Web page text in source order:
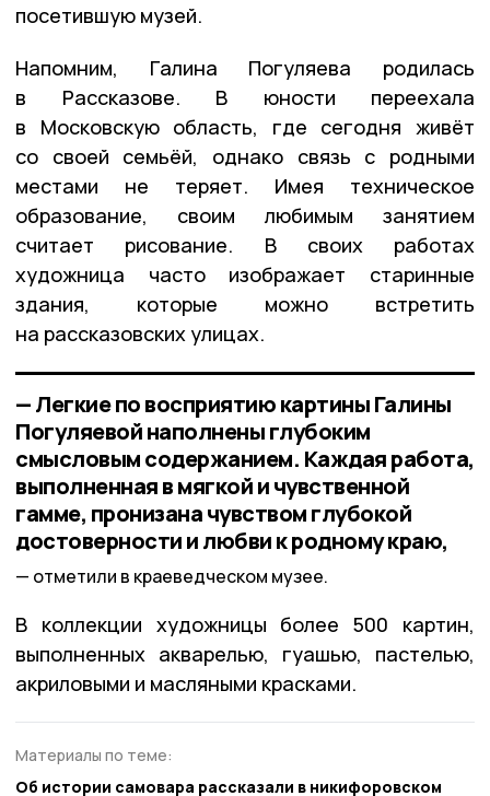
посетившую музей.
Напомним, Галина Погуляева родилась
в Рассказове. В юности переехала
в Московскую область, где сегодня живёт
со своей семьёй, однако связь с родными
местами не теряет. Имея техническое
образование, своим любимым занятием
считает рисование. В своих работах
художница часто изображает старинные
здания, которые можно встретить
на рассказовских улицах.
— Легкие по восприятию картины Галины
Погуляевой наполнены глубоким
смысловым содержанием. Каждая работа,
выполненная в мягкой и чувственной
гамме, пронизана чувством глубокой
достоверности и любви к родному краю,
отметили в краеведческом музее.
В коллекции художницы более 500 картин,
выполненных акварелью, гуашью, пастелью,
акриловыми и масляными красками.
Материалы по теме:
Об истории самовара рассказали в никифоровском